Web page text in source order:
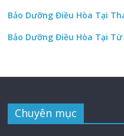
Bảo Dưỡng Điều Hòa Tại
Bảo Dưỡng Điều Hòa Tại Từ
Chuyên mục